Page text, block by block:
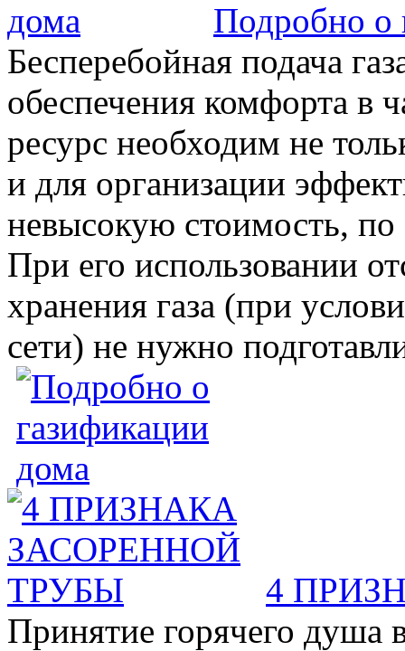
Подробно о
Бесперебойная подача
обеспечения комфорта в
ресурс необходим не
и для организации
невысокую стоимость, по
При его использовании
хранения газа (при
сети) не нужно
4
Принятие горячего душа